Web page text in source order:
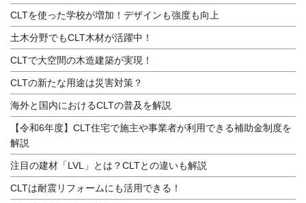
CLTを使った学校が増加！デザインも強度も向上
土木分野でもCLT木材が活躍中！
CLTで大空間の木造建築が実現！
CLTの新たな用途は災害対策？
海外と国内におけるCLTの普及を解説
【令和6年度】CLT住宅で施主や事業者が利用できる補助金制度を
解説
注目の建材「LVL」とは？CLTとの違いも解説
CLTは耐震リフォームにも活用できる！